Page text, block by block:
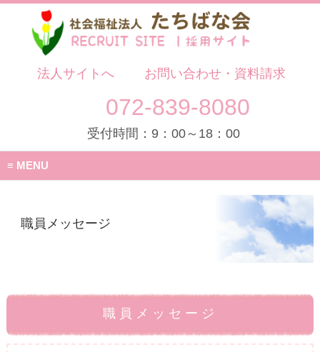
法人サイトへ お問い合わせ・資料請求
072-839-8080
受付時間：9：00～18：00
MENU
職員メッセージ
職員メッセージ